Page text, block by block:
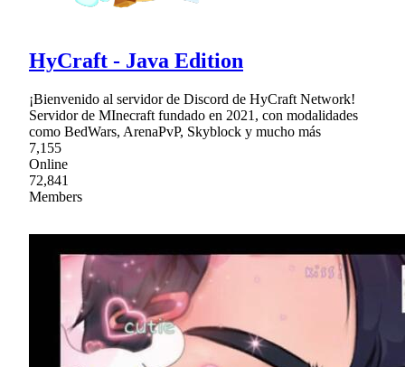
HyCraft - Java Edition
¡Bienvenido al servidor de Discord de HyCraft Network!
Servidor de MInecraft fundado en 2021, con modalidades
como BedWars, ArenaPvP, Skyblock y mucho más
7,155
Online
72,841
Members